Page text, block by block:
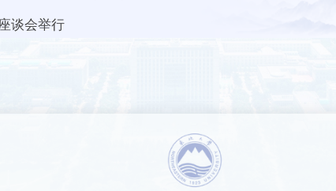
谈会举行